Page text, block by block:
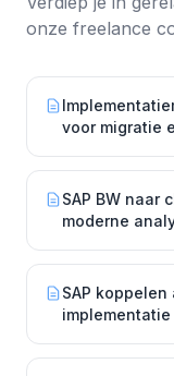
onze freelance
voor migratie
SAP BW naar
moderne
SAP
implementatie